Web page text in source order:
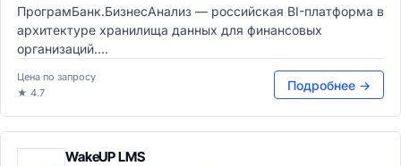
ПрограмБанк.БизнесАнализ — российская BI-платформа в
архитектуре хранилища данных для финансовых
организаций....
Цена по запросу
★ 4.7
Подробнее →
WakeUP LMS